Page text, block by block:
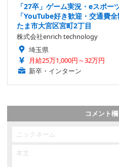
「27卒」ゲーム実況・eスポ
「YouTube好き歓迎・交通費
たま市大宮区宮町2丁目
株式会社enrich technology
埼玉県
月給25万1,000円～32万円
新卒・インターン
コメント